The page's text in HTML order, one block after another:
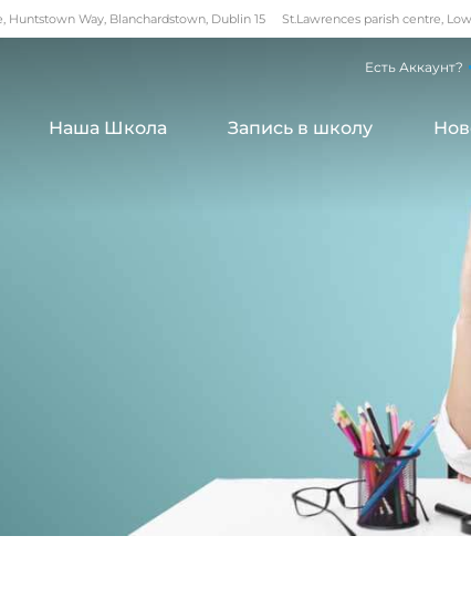
Way, Blanchardstown, Dublin 15 St.Lawrences parish centre,
Есть Аккаунт?
Наша Школа Запись в школу